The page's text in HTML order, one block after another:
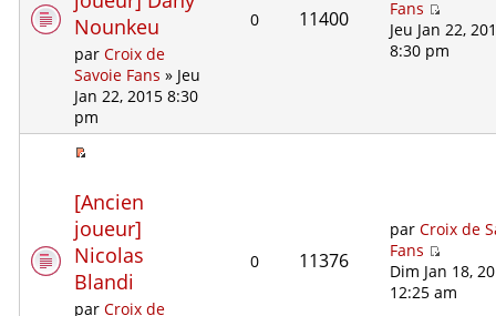
Nounkeu
parCroix de
Savoie Fans » Jeu
Jan 22, 2015 8:30
pm
0 11400
Fans
Jeu Jan 22,
8:30 pm
[Ancien
joueur]
Nicolas
Blandi
parCroix de
0 11376
parCroix de
Fans
Dim Jan 18,
12:25 am